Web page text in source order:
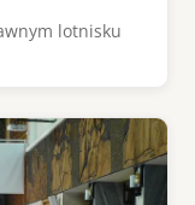
lotnisku